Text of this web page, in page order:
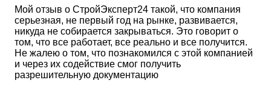
Мой отзыв о СтройЭксперт24 такой, что компания
серьезная, не первый год на рынке, развивается,
никуда не собирается закрываться. Это говорит о
том, что все работает, все реально и все получится.
Не жалею о том, что познакомился с этой компанией
и через их содействие смог получить
разрешительную документацию